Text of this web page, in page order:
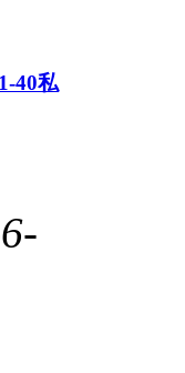
40私